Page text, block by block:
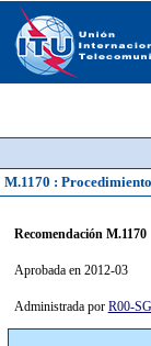
M.1170 :
Recomendación M.1170
Aprobada en 2012-03
Administrada por R00-